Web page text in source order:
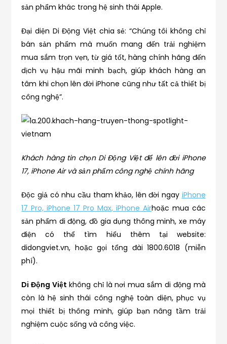
sản phẩm khác trong hệ sinh thái Apple.
Đại diện Di Động Việt chia sẻ: “Chúng tôi không chỉ
bán sản phẩm mà muốn mang đến trải nghiệm
mua sắm trọn vẹn, từ giá tốt, hàng chính hãng đến
dịch vụ hậu mãi minh bạch, giúp khách hàng an
tâm khi chọn lên đời iPhone cũng như tất cả thiết bị
công nghệ”.
Khách hàng tin chọn Di Động Việt để lên đời iPhone
17, iPhone Air và sản phẩm công nghệ chính hãng
Độc giả có nhu cầu tham khảo, lên đời ngay iPhone
17 Pro, iPhone 17 Pro Max, iPhone Airhoặc mua các
sản phẩm di động, đồ gia dụng thông minh, xe máy
điện có thể tìm hiểu thêm tại website:
didongviet.vn, hoặc gọi tổng đài 1800.6018 (miễn
phí).
Di Động Việt không chỉ là nơi mua sắm di động mà
còn là hệ sinh thái công nghệ toàn diện, phục vụ
mọi thiết bị thông minh, giúp bạn nâng tầm trải
nghiệm cuộc sống và công việc.